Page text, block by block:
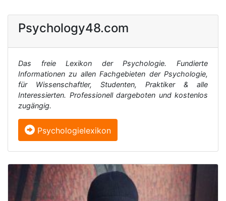
Psychology48.com
Das freie Lexikon der Psychologie. Fundierte
Informationen zu allen Fachgebieten der Psychologie,
für Wissenschaftler, Studenten, Praktiker & alle
Interessierten. Professionell dargeboten und kostenlos
zugängig.
Psychologielexikon